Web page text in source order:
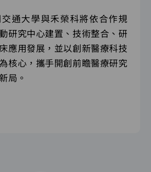
通大學與禾榮科將依合作規
研究中心建置、技術整合、研
應用發展，並以創新醫療科技
核心，攜手開創前瞻醫療研究
局。